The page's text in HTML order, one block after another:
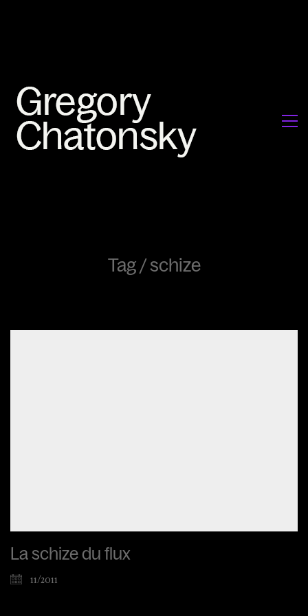
Tag /schize
La schize du flux
11/2011